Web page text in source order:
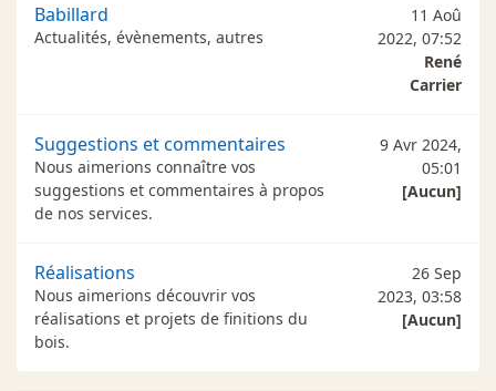
Babillard
Actualités, évènements, autres
11 Aoû
2022, 07:52
René
Carrier
Suggestions et commentaires
Nous aimerions connaître vos
suggestions et commentaires à propos
de nos services.
9 Avr 2024,
05:01
[Aucun]
Réalisations
Nous aimerions découvrir vos
réalisations et projets de finitions du
bois.
26 Sep
2023, 03:58
[Aucun]